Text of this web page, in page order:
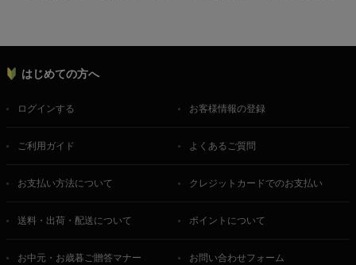
はじめての方へ
ログインする お客様情報の登録
ご利用ガイド よくあるご質問
お支払い方法について クレジットカードでのお支払い
送料・出荷・配送について ポイントについて
お中元・お歳暮ご贈答マナー お問い合わせフォーム